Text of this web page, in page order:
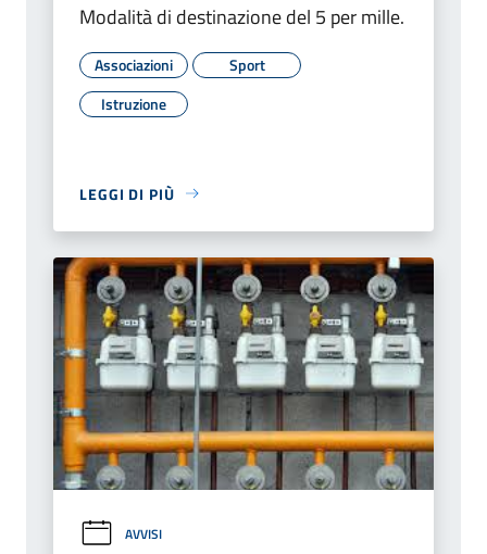
Modalità di destinazione del 5 per mille.
Associazioni
Sport
Istruzione
LEGGI DI PIÙ
AVVISI